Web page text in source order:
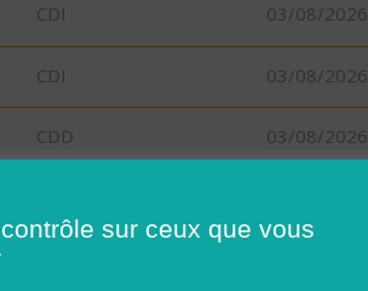
CDI 03/08/2026
CDI 03/08/2026
CDD 03/08/2026
sur ceux que vous